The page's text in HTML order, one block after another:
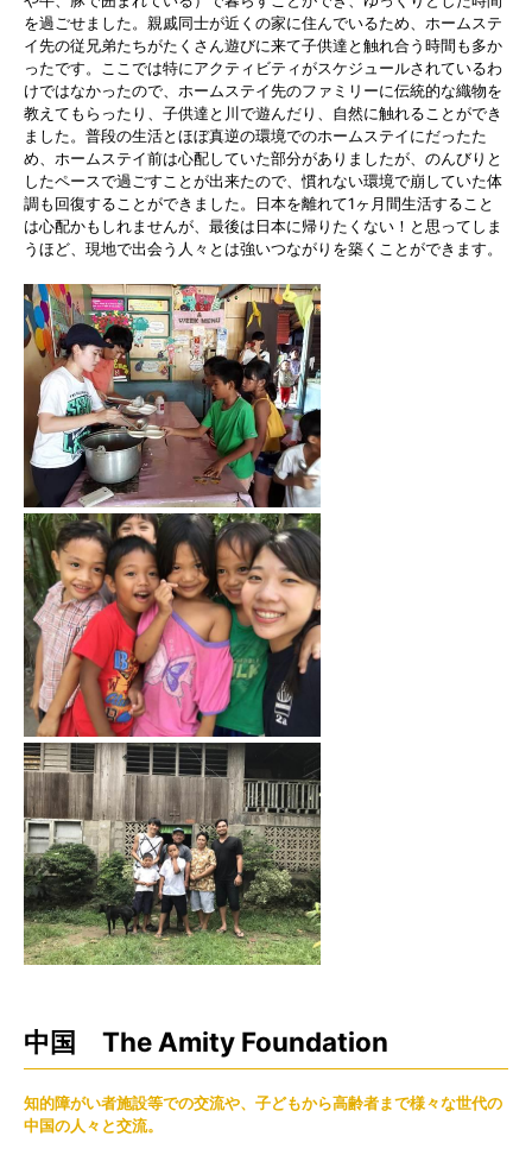
を過ごせました。親戚同士が近くの家に住んでいるため、ホームステ
イ先の従兄弟たちがたくさん遊びに来て子供達と触れ合う時間も多か
ったです。ここでは特にアクティビティがスケジュールされているわ
けではなかったので、ホームステイ先のファミリーに伝統的な織物を
教えてもらったり、子供達と川で遊んだり、自然に触れることができ
ました。普段の生活とほぼ真逆の環境でのホームステイにだったた
め、ホームステイ前は心配していた部分がありましたが、のんびりと
したペースで過ごすことが出来たので、慣れない環境で崩していた体
調も回復することができました。日本を離れて1ヶ月間生活すること
は心配かもしれませんが、最後は日本に帰りたくない！と思ってしま
うほど、現地で出会う人々とは強いつながりを築くことができます。
中国 The Amity Foundation
知的障がい者施設等での交流や、子どもから高齢者まで様々な世代の
中国の人々と交流。